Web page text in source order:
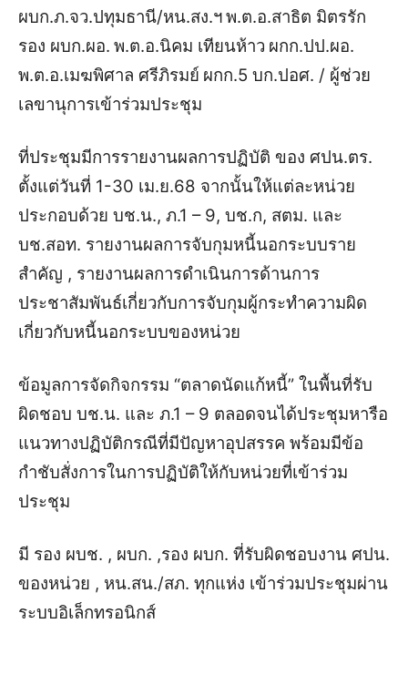
ผบก.ภ.จว.ปทุมธานี/หน.สง.ฯพ.ต.อ.สาธิต มิตรรัก
รอง ผบก.ผอ. พ.ต.อ.นิคม เทียนห้าว ผกก.ปป.ผอ.
พ.ต.อ.เมฆพิศาล ศรีภิรมย์ ผกก.5 บก.ปอศ. / ผู้ช่วย
เลขานุการเข้าร่วมประชุม
ที่ประชุมมีการรายงานผลการปฏิบัติ ของ ศปน.ตร.
ตั้งแต่วันที่ 1-30 เม.ย.68 จากนั้นให้แต่ละหน่วย
ประกอบด้วย บช.น., ภ.1 – 9, บช.ก, สตม. และ
บช.สอท. รายงานผลการจับกุมหนี้นอกระบบราย
สำคัญ , รายงานผลการดำเนินการด้านการ
ประชาสัมพันธ์เกี่ยวกับการจับกุมผู้กระทำความผิด
เกี่ยวกับหนี้นอกระบบของหน่วย
ข้อมูลการจัดกิจกรรม “ตลาดนัดแก้หนี้” ในพื้นที่รับ
ผิดชอบ บช.น. และ ภ.1 – 9 ตลอดจนได้ประชุมหารือ
แนวทางปฏิบัติกรณีที่มีปัญหาอุปสรรค พร้อมมีข้อ
กำชับสั่งการในการปฏิบัติให้กับหน่วยที่เข้าร่วม
ประชุม
มี รอง ผบช. , ผบก. ,รอง ผบก. ที่รับผิดชอบงาน ศปน.
ของหน่วย , หน.สน./สภ. ทุกแห่ง เข้าร่วมประชุมผ่าน
ระบบอิเล็กทรอนิกส์